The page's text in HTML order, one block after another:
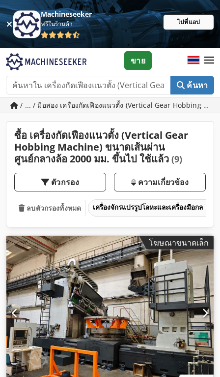
Machineseeker
ฟรีในร้านค้า ไปที่แอป
ค้นหา
ขาย
/ ... / มือสอง เครื่องกัดเฟืองแนวตั้ง (Vertical Gear Hobbing
ซื้อ เครื่องกัดเฟืองแนวตั้ง (Vertical Gear
Hobbing Machine) ขนาดเส้นผ่าน
ศูนย์กลางล้อ 2000 มม. ขึ้นไป ใช้แล้ว (9)
ตัวกรอง ความเกี่ยวข้อง
ลบตัวกรองทั้งหมด เครื่องจักรแปรรูปโลหะและเครื่องมือกล
โฆษณาขนาดเล็ก